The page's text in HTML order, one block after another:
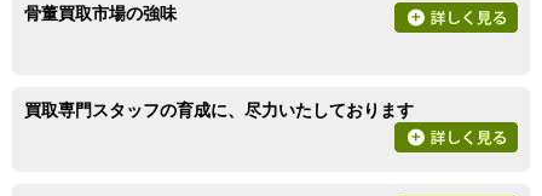
骨董買取市場の強味
買取専門スタッフの育成に、尽力いたしております